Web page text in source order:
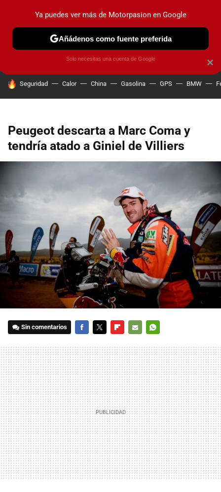
PRUEBAS COCHES ELÉCTRICOS OBSERVATORIO
HOY SE HABLA DE
Seguridad Calor China Gasolina GPS BMW
Peugeot descarta a Marc Coma y
tendría atado a Giniel de Villiers
Sin comentarios
MAIL
×
Ya puedes ver más de Motorpasion en Google
Añádenos como fuente preferida
Solo necesitas una cuenta de Google